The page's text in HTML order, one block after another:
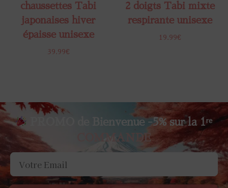
chaussettes Tabi
japonaises hiver
épaisse unisexe
39.99€
2 doigts​ Tabi mixte
respirante unisexe
19.99€
PROMO de Bienvenue -5% sur la 1ʳᵉ
COMMANDE